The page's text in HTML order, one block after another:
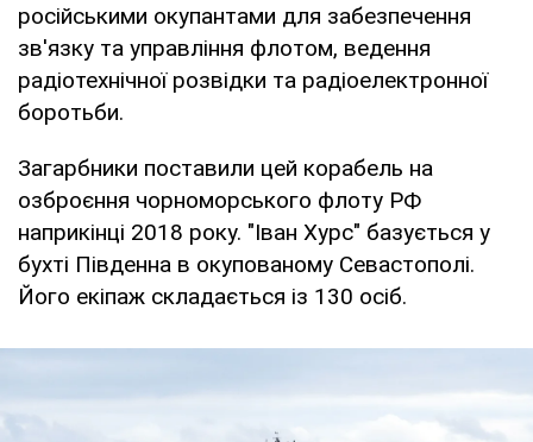
російськими окупантами для забезпечення
зв'язку та управління флотом, ведення
радіотехнічної розвідки та радіоелектронної
боротьби.
Загарбники поставили цей корабель на
озброєння чорноморського флоту РФ
наприкінці 2018 року. "Іван Хурс" базується у
бухті Південна в окупованому Севастополі.
Його екіпаж складається із 130 осіб.